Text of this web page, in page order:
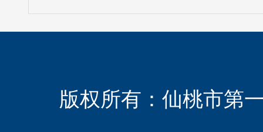
版权所有： 仙桃市第